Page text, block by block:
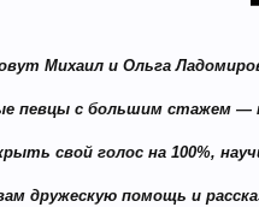
Михаил и Ольга
певцы с большим стажем —
свой голос на 100%,
дружескую помощь и